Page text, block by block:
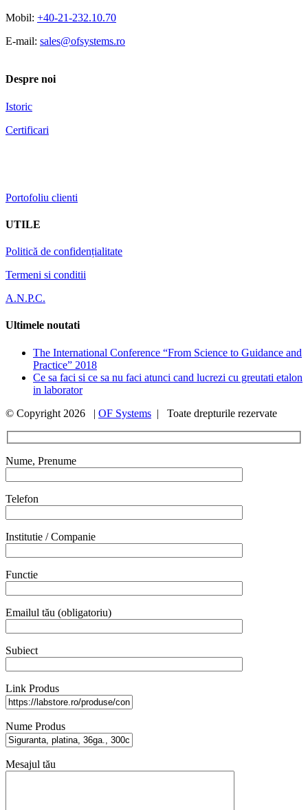
Mobil: +40-21-232.10.70
E-mail: sales@ofsystems.ro
Despre noi
Istoric
Certificari
Portofoliu clienti
UTILE
Politică de confidențialitate
Termeni si conditii
A.N.P.C.
Ultimele noutati
The International Conference “From Science to Guidance and
Practice” 2018
Ce sa faci si ce sa nu faci atunci cand lucrezi cu greutati etalon
in laborator
© Copyright 2026 | OF Systems | Toate drepturile rezervate
Nume, Prenume
Telefon
Institutie / Companie
Functie
Emailul tău (obligatoriu)
Subiect
Link Produs
Nume Produs
Mesajul tău